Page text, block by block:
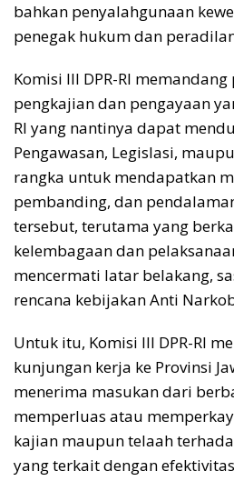
bahkan penyalahgunaan
penegak hukum dan
Komisi III DPR-RI
pengkajian dan pengayaan
RI yang nantinya dapat
Pengawasan, Legislasi,
rangka untuk mendapatkan
pembanding, dan
tersebut, terutama yang
kelembagaan dan
mencermati latar belakang,
rencana kebijakan Anti
Untuk itu, Komisi III DPR-RI
kunjungan kerja ke Provinsi
menerima masukan dari
memperluas atau
kajian maupun telaah
yang terkait dengan